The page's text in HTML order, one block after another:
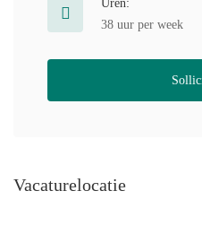
Uren:
38 uur per week
Vacaturelocatie